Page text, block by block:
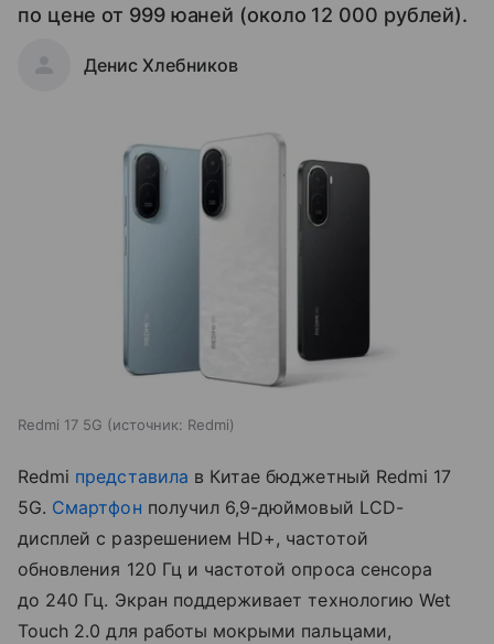
по цене от 999 юаней (около 12 000 рублей).
Денис Хлебников
Redmi 17 5G источник: Redmi
Redmi представила в Китае бюджетный Redmi 17
5G. Смартфон получил 6,9-дюймовый LCD-
дисплей с разрешением HD+, частотой
обновления 120 Гц и частотой опроса сенсора
до 240 Гц. Экран поддерживает технологию Wet
Touch 2.0 для работы мокрыми пальцами,